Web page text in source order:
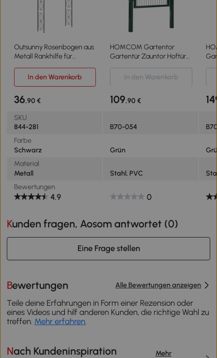
Outsunny Rosenbogen aus
Metall Rankhilfe für
Gartenbogen mit Spitze
Metallstruktur Torbogen
Bögen Rankgitter
30 x 230 cm Schwarz
HOMCOM Gartentor
Gartentür Zauntor Hoftür
Schlüsseln 97 x 150 cm
Grün
In den Warenkorb In den Warenkorb
36,90 € 109,90 €
SKU
844-281
B70-054
Farbe
Schwarz
Grün
Material
Metall
Stahl, PVC
Bewertungen
4.9 0
Kunden fragen, Aosom antwortet (0)
Eine Frage stellen
Bewertungen Alle Bewertungen anzeigen
Teile deine Erfahrungen in Form einer Rezension oder
eines Videos und hilf anderen Kunden, die richtige Wahl zu
treffen. Mehr erfahren.
Nach Kundeninspiration
Mehr